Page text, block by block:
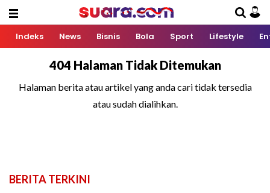
Indeks News Bisnis Bola Sport Lifestyle
404 Halaman Tidak Ditemukan
Halaman berita atau artikel yang anda cari tidak tersedia
atau sudah dialihkan.
BERITA TERKINI